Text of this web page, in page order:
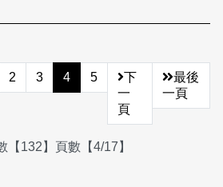
2 3 4 5
下
一
頁
最後
一頁
【132】頁數【4/17】